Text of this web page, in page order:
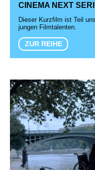
CINEMA NEXT
Dieser Kurzfilm ist Teil
jungen Filmtalenten.
ZUR REIHE